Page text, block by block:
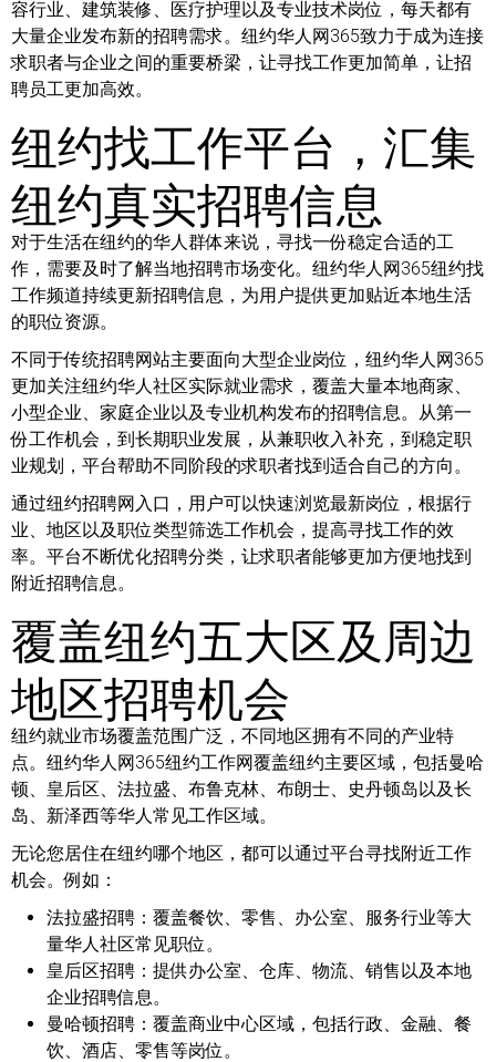
容行业、建筑装修、医疗护理以及专业技术岗位，每天都有
大量企业发布新的招聘需求。纽约华人网365致力于成为连接
求职者与企业之间的重要桥梁，让寻找工作更加简单，让招
聘员工更加高效。
纽约找工作平台，汇集
纽约真实招聘信息
对于生活在纽约的华人群体来说，寻找一份稳定合适的工
作，需要及时了解当地招聘市场变化。纽约华人网365纽约找
工作频道持续更新招聘信息，为用户提供更加贴近本地生活
的职位资源。
不同于传统招聘网站主要面向大型企业岗位，纽约华人网365
更加关注纽约华人社区实际就业需求，覆盖大量本地商家、
小型企业、家庭企业以及专业机构发布的招聘信息。从第一
份工作机会，到长期职业发展，从兼职收入补充，到稳定职
业规划，平台帮助不同阶段的求职者找到适合自己的方向。
通过纽约招聘网入口，用户可以快速浏览最新岗位，根据行
业、地区以及职位类型筛选工作机会，提高寻找工作的效
率。平台不断优化招聘分类，让求职者能够更加方便地找到
附近招聘信息。
覆盖纽约五大区及周边
地区招聘机会
纽约就业市场覆盖范围广泛，不同地区拥有不同的产业特
点。纽约华人网365纽约工作网覆盖纽约主要区域，包括曼哈
顿、皇后区、法拉盛、布鲁克林、布朗士、史丹顿岛以及长
岛、新泽西等华人常见工作区域。
无论您居住在纽约哪个地区，都可以通过平台寻找附近工作
机会。例如：
法拉盛招聘： 覆盖餐饮、零售、办公室、服务行业等大
量华人社区常见职位。
皇后区招聘： 提供办公室、仓库、物流、销售以及本地
企业招聘信息。
曼哈顿招聘： 覆盖商业中心区域，包括行政、金融、餐
饮、酒店、零售等岗位。